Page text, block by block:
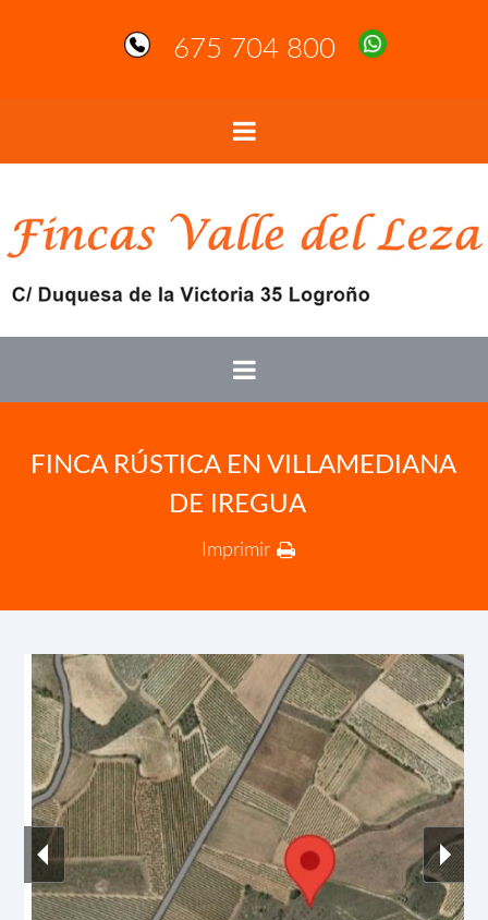
675 704 800
FINCA RÚSTICA EN VILLAMEDIANA
DE IREGUA
Imprimir